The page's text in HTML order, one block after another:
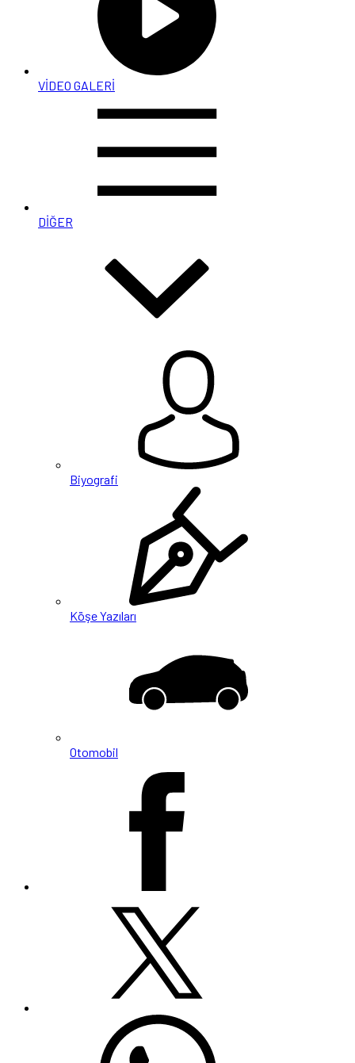
VİDEO GALERİ
DİĞER
Biyografi
Köşe Yazıları
Otomobil